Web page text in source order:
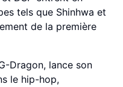
tels que Shinhwa et
de la première
Dragon, lance son
le hip-hop,